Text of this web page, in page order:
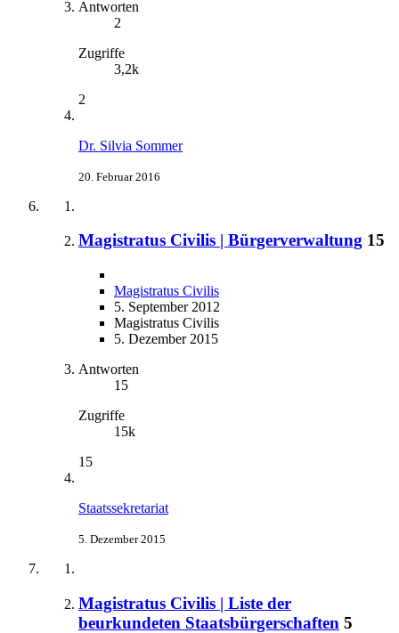
Antworten
2
Zugriffe
3,2k
2
Dr. Silvia Sommer
20. Februar 2016
Magistratus Civilis | Bürgerverwaltung 15
Magistratus Civilis
5. September 2012
Magistratus Civilis
5. Dezember 2015
Antworten
15
Zugriffe
15k
15
Staatssekretariat
5. Dezember 2015
Magistratus Civilis | Liste der
beurkundeten Staatsbürgerschaften 5